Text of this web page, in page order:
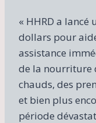
« HHRD a
dollars pour
assistance
de la nourriture
chauds, des
et bien plus
période